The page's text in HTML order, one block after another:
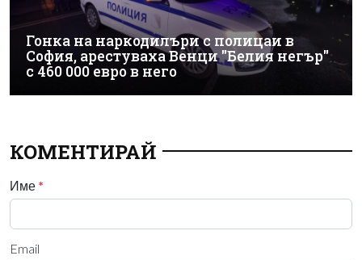
Гонка на наркодилъри с полицаи в
София, арестуваха Венци "Белия негър"
с 460 000 евро в него
КОМЕНТИРАЙ
Име *
Email